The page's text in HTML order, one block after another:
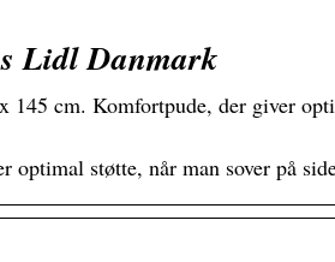
Lidl Danmark
cm. Komfortpude, der giver
støtte, når man sover på